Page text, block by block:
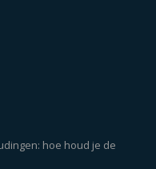
hoe houd je de